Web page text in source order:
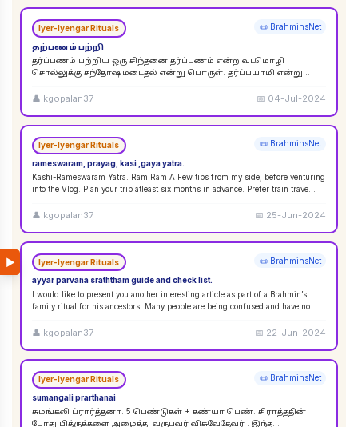
▶
Iyer-Iyengar Rituals 📜 BrahminsNet
தற்பணம் பற்றி
தர்ப்பணம் பற்றிய ஒரு சிந்தனை தர்ப்பணம் என்ற வடமொழி
சொல்லுக்கு சந்தோஷமடைதல் என்று பொருள். தர்ப்பயாமி என்று
கொள்ளலாம்...
👤 kgopalan37 📅 04-Jul-2024
Iyer-Iyengar Rituals 📜 BrahminsNet
rameswaram, prayag, kasi ,gaya yatra.
Kashi-Rameswaram Yatra. Ram Ram A Few tips from my side, before venturing
into the Vlog. Plan your trip atleast six months in advance. Prefer train trave...
👤 kgopalan37 📅 25-Jun-2024
Iyer-Iyengar Rituals 📜 BrahminsNet
ayyar parvana sraththam guide and check list.
I would like to present you another interesting article as part of a Brahmin’s
family ritual for his ancestors. Many people are being confused and have no
👤 kgopalan37 📅 22-Jun-2024
Iyer-Iyengar Rituals 📜 BrahminsNet
sumangali prarthanai
சுமங்கலி ப்ரார்த்தனா. 5 பெண்டுகள் + கண்யா பெண். சிராத்ததின்
போது பித்ருக்களை அழைத்து வருபவர் விசுவேதேவர் . இந்த